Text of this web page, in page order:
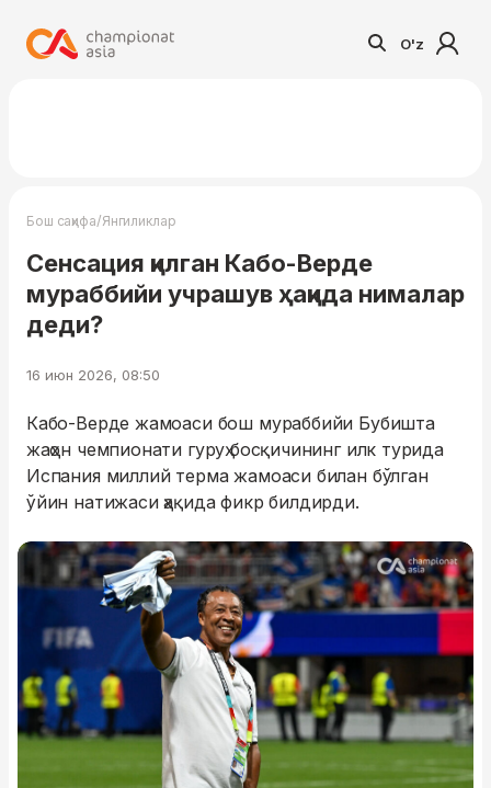
O'z
Бош саҳифа/Янгиликлар
Сенсация қилган Кабо-Верде
мураббийи учрашув ҳақида нималар
деди?
16 июн 2026, 08:50
Кабо-Верде жамоаси бош мураббийи Бубишта
жаҳон чемпионати гуруҳ босқичининг илк турида
Испания миллий терма жамоаси билан бўлган
ўйин натижаси ҳақида фикр билдирди.